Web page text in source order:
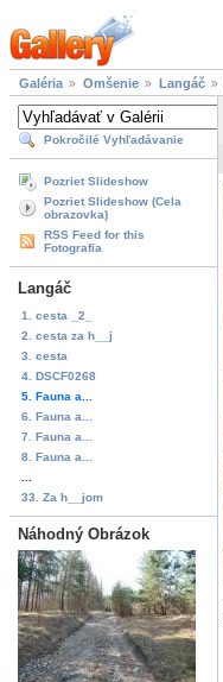
Galéria Omšenie Langáč
Pokročilé Vyhľadávanie
Pozriet Slideshow
Pozriet Slideshow (Cela
obrazovka)
RSS Feed for this
Fotografia
Langáč
1. cesta _2_
2. cesta za h__j
3. cesta
4. DSCF0268
5. Fauna a...
6. Fauna a...
7. Fauna a...
8. Fauna a...
33. Za h__jom
Náhodný Obrázok